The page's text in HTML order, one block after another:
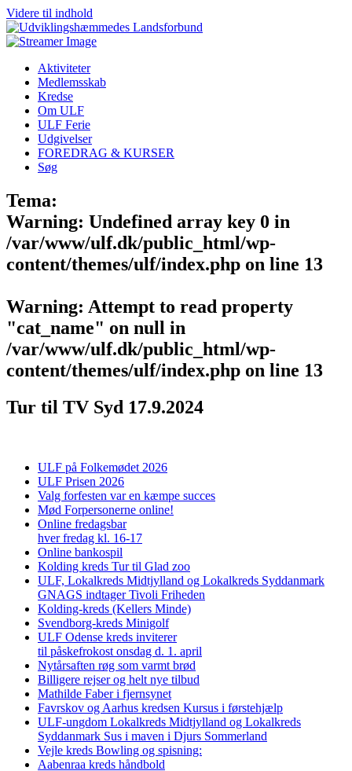
Videre til indhold
Aktiviteter
Medlemsskab
Kredse
Om ULF
ULF Ferie
Udgivelser
FOREDRAG & KURSER
Søg
Tema:
Warning: Undefined array key 0 in
/var/www/ulf.dk/public_html/wp-
content/themes/ulf/index.php on line 13
Warning: Attempt to read property
"cat_name" on null in
/var/www/ulf.dk/public_html/wp-
content/themes/ulf/index.php on line 13
Tur til TV Syd 17.9.2024
ULF på Folkemødet 2026
ULF Prisen 2026
Valg forfesten var en kæmpe succes
Mød Forpersonerne online!
Online fredagsbar
hver fredag kl. 16-17
Online bankospil
Kolding kreds Tur til Glad zoo
ULF, Lokalkreds Midtjylland og Lokalkreds Syddanmark
GNAGS indtager Tivoli Friheden
Kolding-kreds (Kellers Minde)
Svendborg-kreds Minigolf
ULF Odense kreds inviterer
til påskefrokost onsdag d. 1. april
Nytårsaften røg som varmt brød
Billigere rejser og helt nye tilbud
Mathilde Faber i fjernsynet
Favrskov og Aarhus kredsen Kursus i førstehjælp
ULF-ungdom Lokalkreds Midtjylland og Lokalkreds
Syddanmark Sus i maven i Djurs Sommerland
Vejle kreds Bowling og spisning:
Aabenraa kreds håndbold